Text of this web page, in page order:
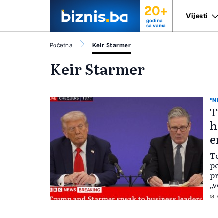
20+
godina
sa vama
Vijesti
Početna Keir Starmer
Keir Starmer
18.